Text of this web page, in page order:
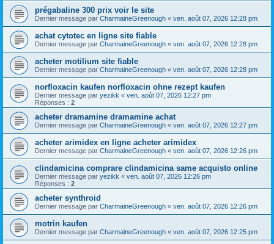
prégabaline 300 prix voir le site
Dernier message par CharmaineGreenough « ven. août 07, 2026 12:28 pm
achat cytotec en ligne site fiable
Dernier message par CharmaineGreenough « ven. août 07, 2026 12:28 pm
acheter motilium site fiable
Dernier message par CharmaineGreenough « ven. août 07, 2026 12:28 pm
norfloxacin kaufen norfloxacin ohne rezept kaufen
Dernier message par yezikk « ven. août 07, 2026 12:27 pm
Réponses : 2
acheter dramamine dramamine achat
Dernier message par CharmaineGreenough « ven. août 07, 2026 12:27 pm
acheter arimidex en ligne acheter arimidex
Dernier message par CharmaineGreenough « ven. août 07, 2026 12:26 pm
clindamicina comprare clindamicina same acquisto online
Dernier message par yezikk « ven. août 07, 2026 12:26 pm
Réponses : 2
acheter synthroid
Dernier message par CharmaineGreenough « ven. août 07, 2026 12:26 pm
motrin kaufen
Dernier message par CharmaineGreenough « ven. août 07, 2026 12:25 pm